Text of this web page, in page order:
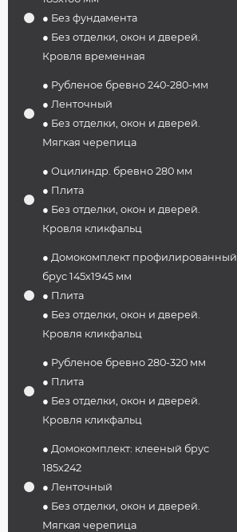
● Без фундамента
● Без отделки, окон и дверей.
Кровля временная
● Рубленое бревно 240-280-мм
● Ленточный
● Без отделки, окон и дверей.
Мягкая черепица
● Оцилиндр. бревно 280 мм
● Плита
● Без отделки, окон и дверей.
Кровля кликфальц
● Домокомплект профилированный
брус 145х1945 мм
● Плита
● Без отделки, окон и дверей.
Кровля кликфальц
● Рубленое бревно 280-320 мм
● Плита
● Без отделки, окон и дверей.
Кровля кликфальц
● Домокомплект: клееный брус
185х242
● Ленточный
● Без отделки, окон и дверей.
Мягкая черепица